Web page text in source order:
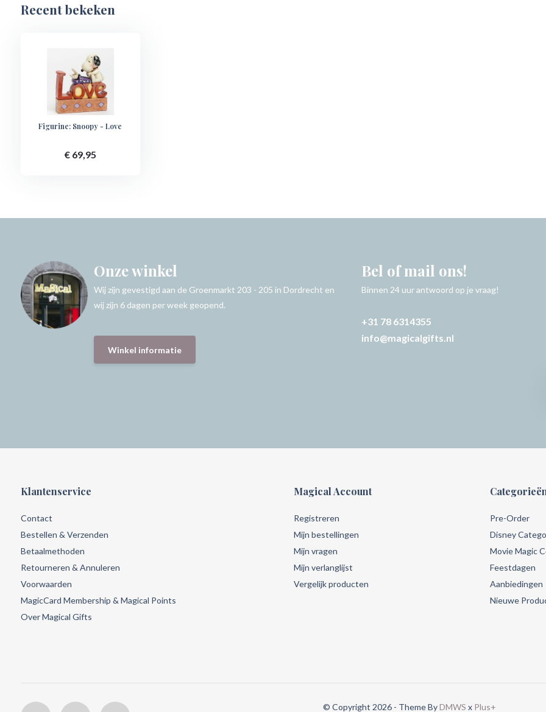
Recent bekeken
Figurine: Snoopy - Love
€ 69,95
Onze winkel
Wij zijn gevestigd aan de Groenmarkt 203 - 205 in Dordrecht en
wij zijn 6 dagen per week geopend.
Winkel informatie
Bel of mail ons!
Binnen 24 uur antwoord op je vraag!
+31 78 6314355
info@magicalgifts.nl
Klantenservice
Contact
Bestellen & Verzenden
Betaalmethoden
Retourneren & Annuleren
Voorwaarden
MagicCard Membership & Magical Points
Over Magical Gifts
Magical Account
Registreren
Mijn bestellingen
Mijn vragen
Mijn verlanglijst
Vergelijk producten
Pre-Order
Disney
Movie Magic
Feestdagen
Aanbiedingen
Nieuwe
© Copyright 2026 - Theme ByDMWS x Plus+